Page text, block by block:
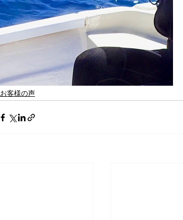
お客様の声